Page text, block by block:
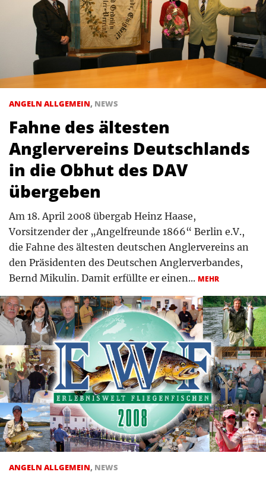
ANGELN ALLGEMEIN, NEWS
Fahne des ältesten
Anglervereins Deutschlands
in die Obhut des DAV
übergeben
Am 18. April 2008 übergab Heinz Haase,
Vorsitzender der „Angelfreunde 1866“ Berlin e.V.,
die Fahne des ältesten deutschen Anglervereins an
den Präsidenten des Deutschen Anglerverbandes,
Bernd Mikulin. Damit erfüllte er einen... MEHR
ANGELN ALLGEMEIN, NEWS